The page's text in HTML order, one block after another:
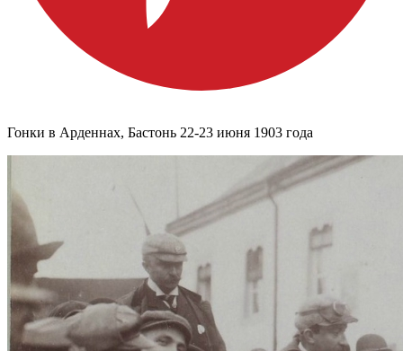
Гонки в Арденнах, Бастонь 22-23 июня 1903 года